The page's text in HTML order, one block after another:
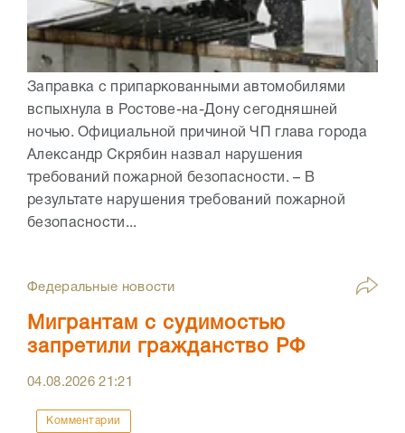
Заправка с припаркованными автомобилями
вспыхнула в Ростове-на-Дону сегодняшней
ночью. Официальной причиной ЧП глава города
Александр Скрябин назвал нарушения
требований пожарной безопасности. – В
результате нарушения требований пожарной
безопасности...
Федеральные новости
Мигрантам с судимостью
запретили гражданство РФ
04.08.202621:21
Комментарии